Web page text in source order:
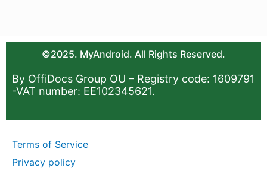
©2025. MyAndroid. All Rights Reserved.
By OffiDocs Group OU – Registry code: 1609791
-VAT number: EE102345621.
Terms of Service
Privacy policy